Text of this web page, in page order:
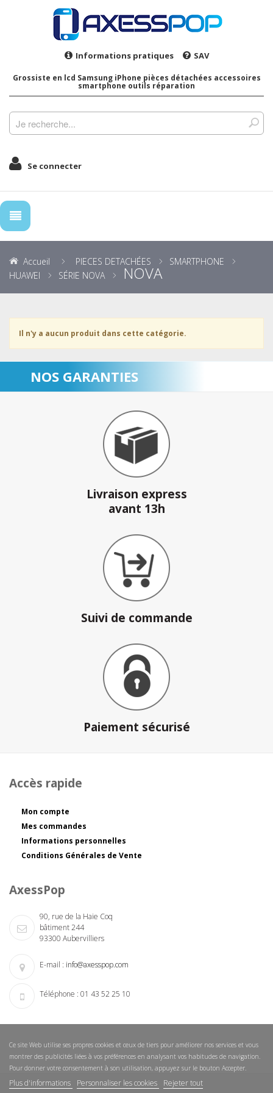
Informations pratiques SAV
Grossiste en lcd Samsung iPhone pièces détachées accessoires
smartphone outils réparation
Se connecter
Accueil PIECES DETACHÉES
SMARTPHONE
HUAWEI
SÉRIE NOVA NOVA
Il n'y a aucun produit dans cette catégorie.
NOS GARANTIES
Livraison express
avant 13h
Suivi de commande
Paiement sécurisé
Accès rapide
Mon compte
Mes commandes
Informations personnelles
Conditions Générales de Vente
AxessPop
90, rue de la Haie Coq
bâtiment 244
93300 Aubervilliers
E-mail : info@axesspop.com
Téléphone : 01 43 52 25 10
Ce site Web utilise ses propres cookies et ceux de tiers pour améliorer nos services et vous
montrer des publicités liées à vos préférences en analysant vos habitudes de navigation.
Pour donner votre consentement à son utilisation, appuyez sur le bouton Accepter.
Plus d'informations Personnaliser les cookies Rejeter tout